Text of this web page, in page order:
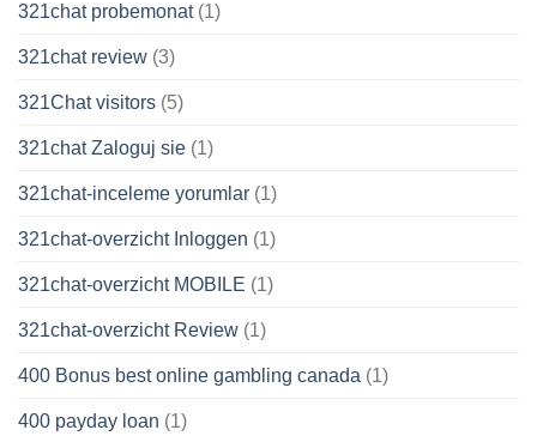
321chat probemonat(1)
321chat review (3)
321Chat visitors (5)
321chat Zaloguj sie (1)
321chat-inceleme yorumlar (1)
321chat-overzicht Inloggen (1)
321chat-overzicht MOBILE (1)
321chat-overzicht Review (1)
400 Bonus best online gambling canada (1)
400 payday loan (1)